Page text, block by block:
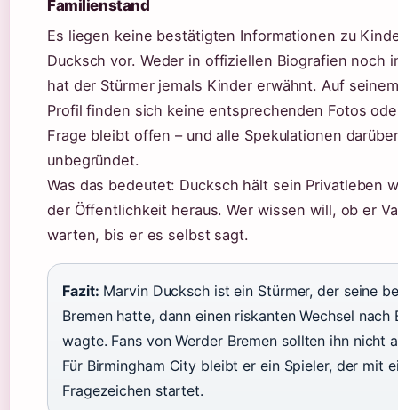
Familienstand
Es liegen keine bestätigten Informationen zu
Ducksch vor. Weder in offiziellen Biografien noch
hat der Stürmer jemals Kinder erwähnt. Auf
Profil finden sich keine entsprechenden Fotos
Frage bleibt offen – und alle Spekulationen
unbegründet.
Was das bedeutet: Ducksch hält sein Privatleben
der Öffentlichkeit heraus. Wer wissen will, ob er
warten, bis er es selbst sagt.
Fazit: Marvin Ducksch ist ein Stürmer, der seine
Bremen hatte, dann einen riskanten Wechsel nach
wagte. Fans von Werder Bremen sollten ihn nicht
Für Birmingham City bleibt er ein Spieler, der mit
Fragezeichen startet.